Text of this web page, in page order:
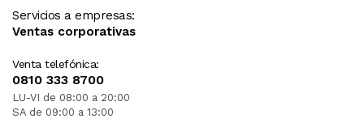
Servicios a empresas:
Ventas corporativas
Venta telefónica:
0810 333 8700
LU-VI de 08:00 a 20:00
SA de 09:00 a 13:00